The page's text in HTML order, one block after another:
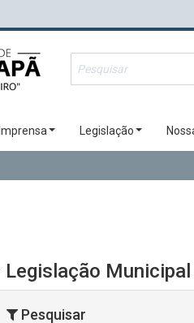
Imprensa Legislação
Legislação
Pesquisar